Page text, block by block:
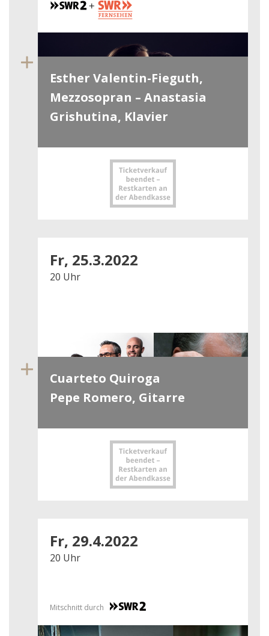
Esther Valentin-Fieguth,
Mezzosopran – Anastasia
Grishutina, Klavier
Fr, 25.3.2022
20 Uhr
Cuarteto Quiroga
Pepe Romero, Gitarre
Fr, 29.4.2022
20 Uhr
Mitschnitt durch